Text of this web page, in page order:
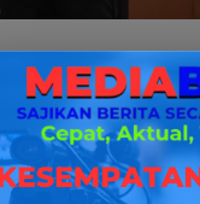
kolaborasi
penyediaan tenaga